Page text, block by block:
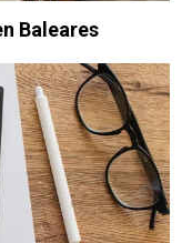
Baleares